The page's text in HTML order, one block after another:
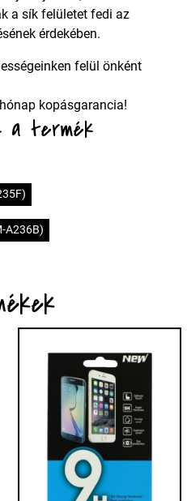
a sík felületet fedi az
érdekében.
felül önként
kopásgarancia!
a termék
A236B)